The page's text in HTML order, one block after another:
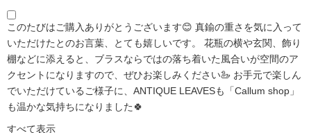
このたびはご購入ありがとうございます😊 真鍮の重さを気に入って
いただけたとのお言葉、とても嬉しいです。 花瓶の横や玄関、飾り
棚などに添えると、ブラスならではの落ち着いた風合いが空間のア
クセントになりますので、ぜひお楽しみください🦢 お手元で楽しん
でいただけているご様子に、ANTIQUE LEAVESも「Callum shop」
も温かな気持ちになりました🍀
すべて表示